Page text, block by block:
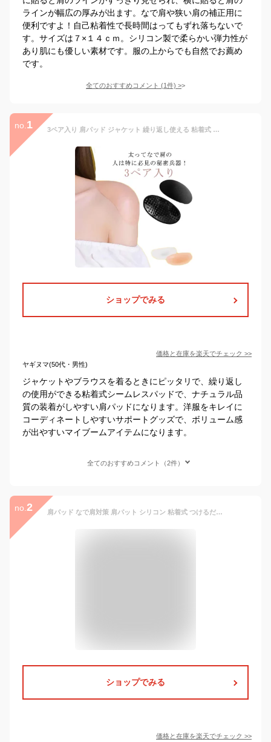
ラインが幅広の厚みが出ます。なで肩や狭い肩の補正用に
便利ですよ！自己粘着性で長時間はってもずれ落ちないで
す。サイズは７×１４ｃｍ。シリコン製で柔らかい弾力性が
あり肌にも優しい素材です。服の上からでも自然でお薦め
です。
全てのおすすめコメント (1件) >
no. 1 3ペア入り 肩パッド ジャケット 繰り返し使える 粘着式 シームレス 響きにくい フォーマルスーツ 貼り付けタイプ 透明 洋服をきれいに着る 貼る肩パット ボリューム 3ペア入り 肌色 シリコン 柔らかい 弾性
ショップでみる
価格と在庫を楽天でチェック >>
ヤギヌマ(50代・男性)
ジャケットやブラウスを着るときにピッタリで、繰り返し
の使用ができる粘着式シームレスパッドで、ナチュラル品
質の装着がしやすい肩パッドになります。洋服をキレイに
コーディネートしやすいサポートグッズで、ボリューム感
が出やすいマイブームアイテムになります。
全てのおすすめコメント（2件）
no. 2 肩パッド なで肩対策 肩パット シリコン 粘着式 つけるだけ シームレス ボディメイク なで肩 ジャケット 男装 コスプレ
ショップでみる
価格と在庫を楽天でチェック >>